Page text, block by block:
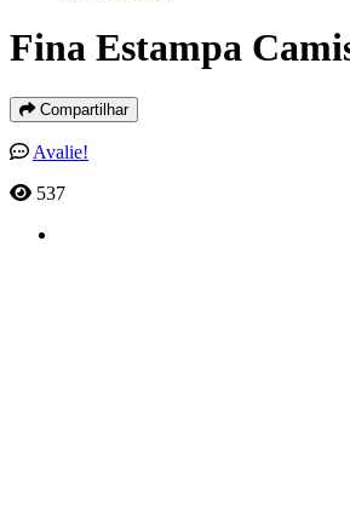
Fina Estampa
Compartilhar
Avalie!
537